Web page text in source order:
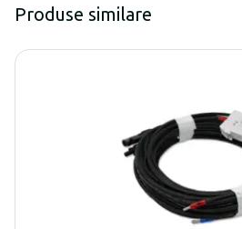
Produse similare